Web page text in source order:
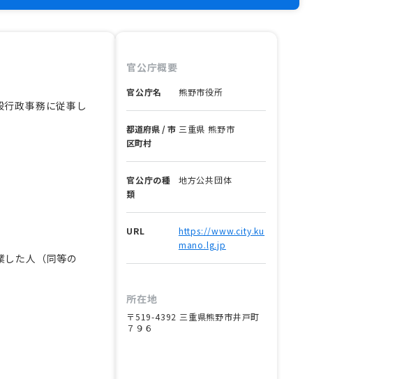
政事務に従事し
た人（同等の
官公庁概要
官公庁名 熊野市役所
都道府県 / 市
区町村
三重県 熊野市
官公庁の種
類
地方公共団体
URL
https://www.city.ku
mano.lg.jp
所在地
〒519-4392 三重県熊野市井戸町
７９６